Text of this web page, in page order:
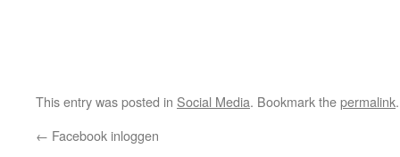
This entry was posted in Social Media. Bookmark thepermalink.
← Facebook inloggen